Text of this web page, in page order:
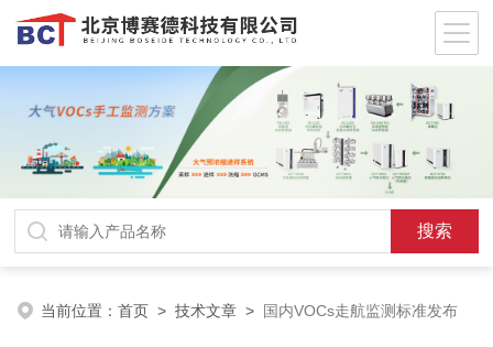
当前位置：首页 >技术文章 > 国内VOCs走航监测标准发布